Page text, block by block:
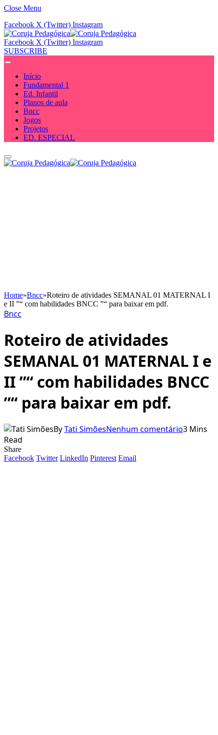
Close Menu
Facebook X (Twitter) Instagram
Facebook X (Twitter) Instagram
SUBSCRIBE
Início
Fundamental 1
Ed. Infantil
Planos de aula
Bncc
Jogos
Projetos
ED. ESPECIAL
Home»Bncc»Roteiro de atividades SEMANAL 01 MATERNAL I
e II ”“ com habilidades BNCC ”“ para baixar em pdf.
Bncc
Roteiro de atividades
SEMANAL 01 MATERNAL I e
II ”“ com habilidades BNCC
”“ para baixar em pdf.
ByTati SimõesNenhum comentário3 Mins
Read
Share
Facebook Twitter LinkedIn Pinterest Email